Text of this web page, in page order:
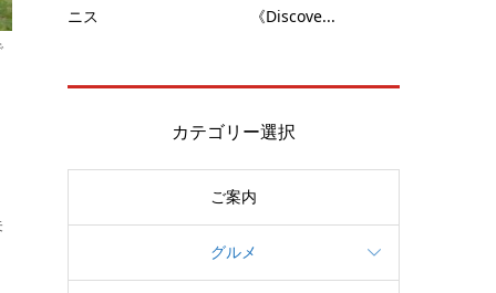
ニス
《Discove...
カテゴリー選択
ご案内
グルメ